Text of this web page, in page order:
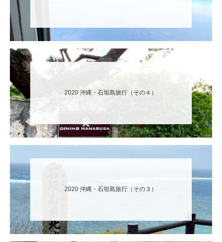
2020 沖縄・石垣島旅行（その４）
2020 沖縄・石垣島旅行（その３）